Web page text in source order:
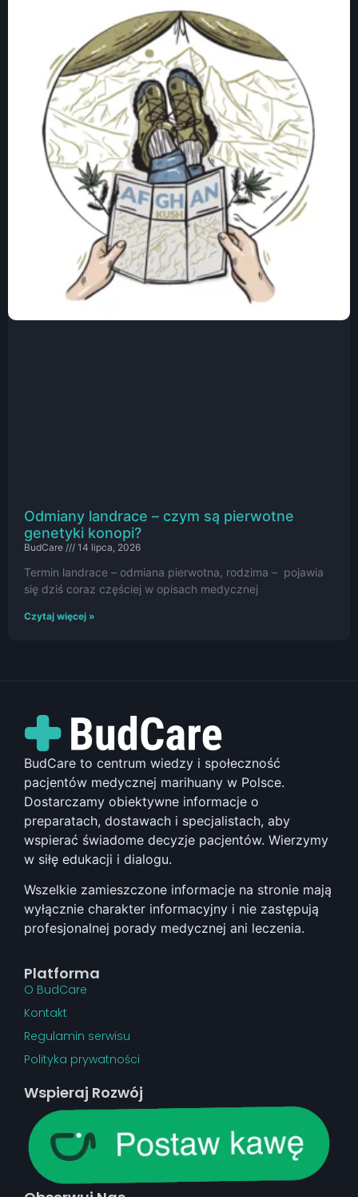
Odmiany landrace – czym są pierwotne
genetyki konopi?
BudCare 14 lipca, 2026
Termin landrace – odmiana pierwotna, rodzima – pojawia
się dziś coraz częściej w opisach medycznej
Czytaj więcej »
BudCare to centrum wiedzy i społeczność
pacjentów medycznej marihuany w Polsce.
Dostarczamy obiektywne informacje o
preparatach, dostawach i specjalistach, aby
wspierać świadome decyzje pacjentów. Wierzymy
w siłę edukacji i dialogu.
Wszelkie zamieszczone informacje na stronie mają
wyłącznie charakter informacyjny i nie zastępują
profesjonalnej porady medycznej ani leczenia.
Platforma
O BudCare
Kontakt
Regulamin serwisu
Polityka prywatności
Wspieraj Rozwój